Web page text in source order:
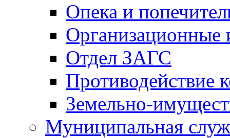
Опека и
Отдел ЗАГС
Противодействие
Земельно-
Муниципальная